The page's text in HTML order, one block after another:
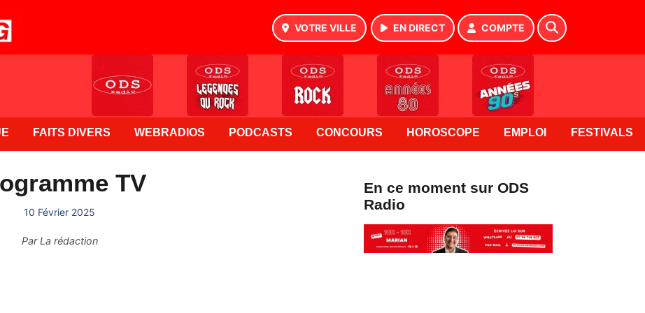
VOTRE VILLE EN DIRECT COMPTE
FAITS DIVERS WEBRADIOS PODCASTS CONCOURS HOROSCOPE EMPLOI FESTIVALS
TV
10 Février 2025
ParLa rédaction
En ce moment sur ODS
Radio